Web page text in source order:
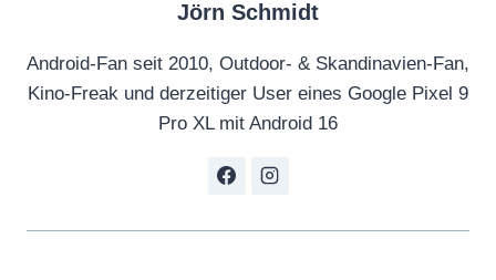
Jörn Schmidt
Android-Fan seit 2010, Outdoor- & Skandinavien-Fan,
Kino-Freak und derzeitiger User eines Google Pixel 9
Pro XL mit Android 16